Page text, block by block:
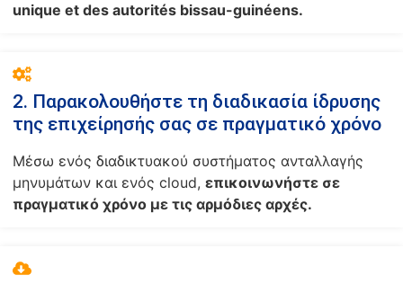
unique et des autorités bissau-guinéens.
2. Παρακολουθήστε τη διαδικασία ίδρυσης
της επιχείρησής σας σε πραγματικό χρόνο
Μέσω ενός διαδικτυακού συστήματος ανταλλαγής
μηνυμάτων και ενός cloud, επικοινωνήστε σε
πραγματικό χρόνο με τις αρμόδιες αρχές.